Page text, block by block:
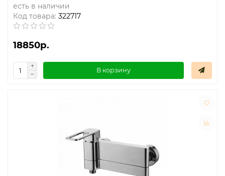
есть в наличии
Код товара: 322717
18850р.
В корзину